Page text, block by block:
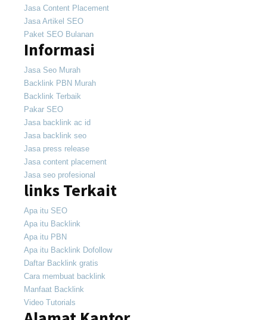
Jasa Content Placement
Jasa Artikel SEO
Paket SEO Bulanan
Informasi
Jasa Seo Murah
Backlink PBN Murah
Backlink Terbaik
Pakar SEO
Jasa backlink ac id
Jasa backlink seo
Jasa press release
Jasa content placement
Jasa seo profesional
links Terkait
Apa itu SEO
Apa itu Backlink
Apa itu PBN
Apa itu Backlink Dofollow
Daftar Backlink gratis
Cara membuat backlink
Manfaat Backlink
Video Tutorials